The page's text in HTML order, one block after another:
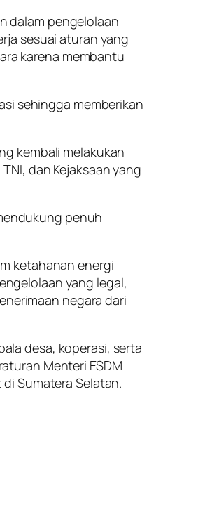
dalam pengelolaan
sesuai aturan yang
karena membantu
sehingga memberikan
kembali melakukan
dan Kejaksaan yang
penuh
ketahanan energi
yang legal,
negara dari
desa, koperasi, serta
Menteri ESDM
Sumatera Selatan.